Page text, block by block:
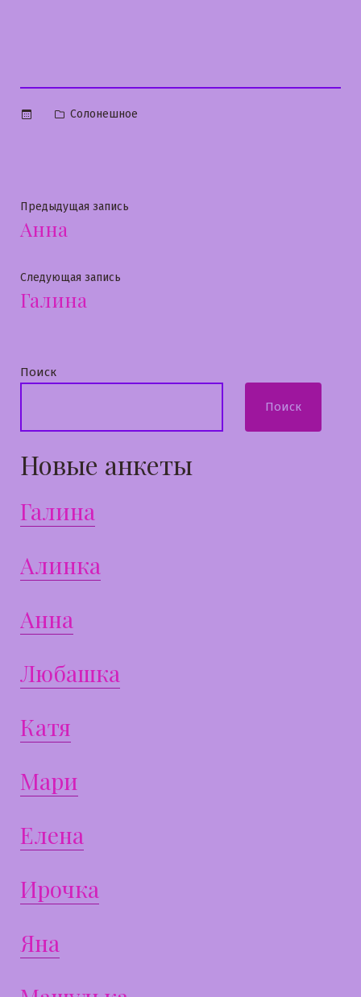
Опубликовано
Солонешное
Навигация
по
записям
Предыдущая запись
Анна
Следующая запись
Галина
Поиск
Поиск
Новые анкеты
Галина
Алинка
Анна
Любашка
Катя
Мари
Елена
Ирочка
Яна